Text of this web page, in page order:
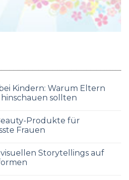
Kindern: Warum Eltern
sollten
Produkte für
Frauen
Storytellings auf